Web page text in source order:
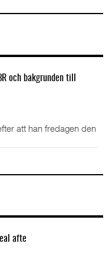
och bakgrunden till
att han fredagen den
afte